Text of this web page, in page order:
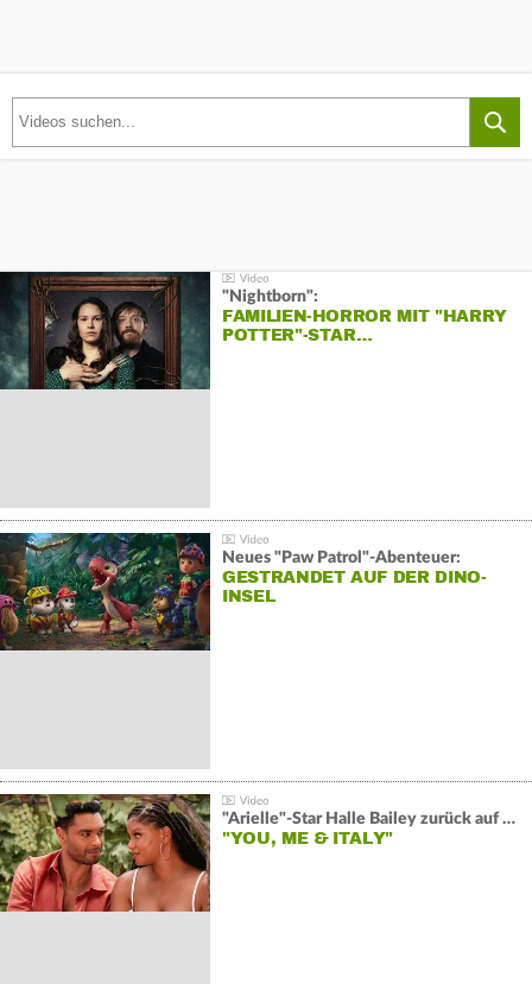
"Nightborn":
FAMILIEN-HORROR MIT "HARRY
POTTER"-STAR…
Neues "Paw Patrol"-Abenteuer:
GESTRANDET AUF DER DINO-
INSEL
"Arielle"-Star Halle Bailey zurück auf der Leinwand:
"YOU, ME & ITALY"